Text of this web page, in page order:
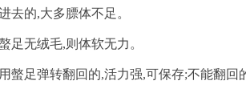
去的,大多膘体不足。
足无绒毛,则体软无力。
螫足弹转翻回的,活力强,可保存;不能翻回